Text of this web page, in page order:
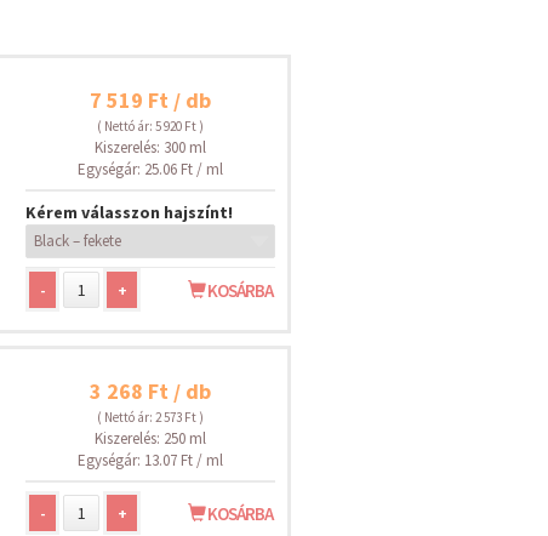
7 519 Ft / db
( Nettó ár: 5 920 Ft )
Kiszerelés: 300 ml
Egységár: 25.06 Ft / ml
Kérem válasszon hajszínt!
- + KOSÁRBA
3 268 Ft / db
( Nettó ár: 2 573 Ft )
Kiszerelés: 250 ml
Egységár: 13.07 Ft / ml
- + KOSÁRBA